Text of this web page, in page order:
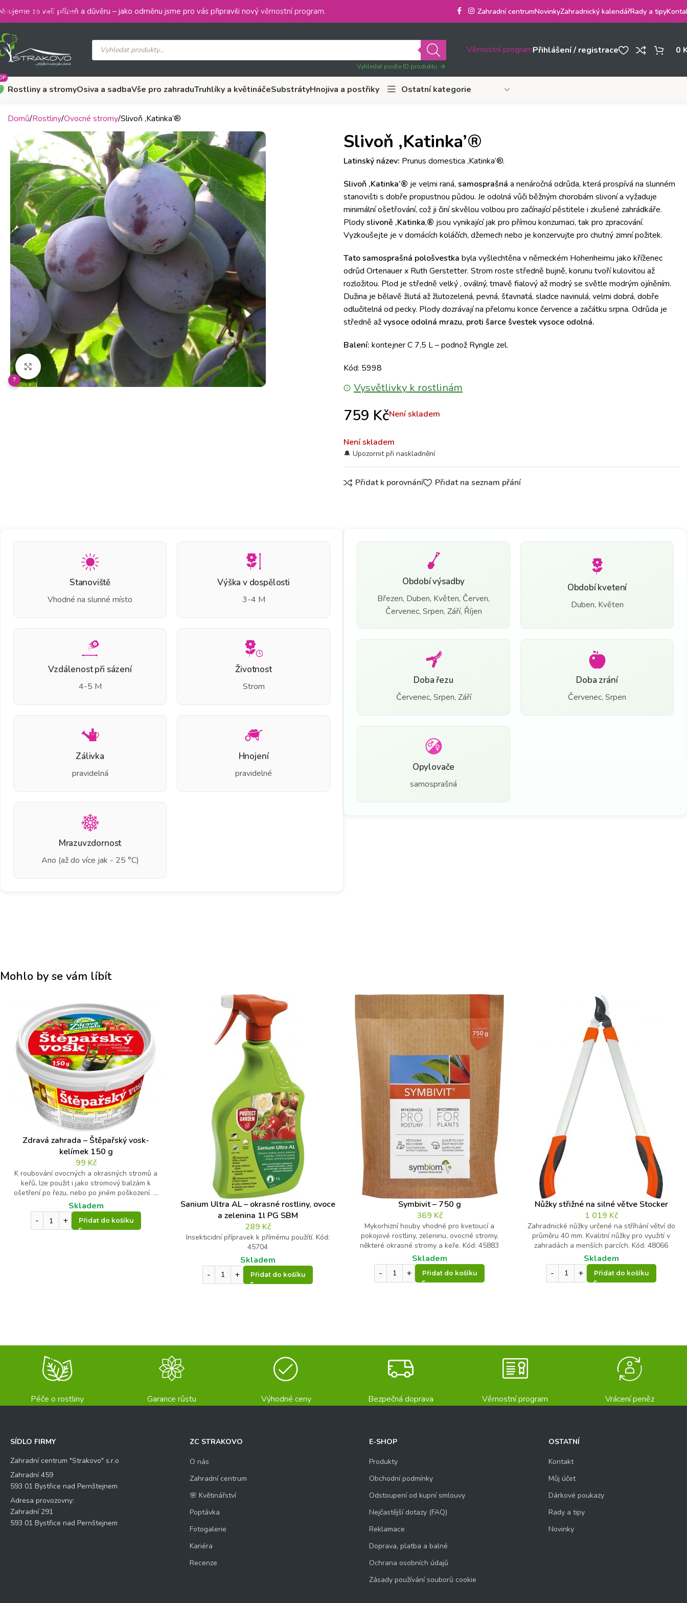
Skip to main content
za vaši přízeň a důvěru – jako odměnu jsme pro vás připravili nový věrnostní program. Zahradní centrumNovinkyZahradnický kalendářRady a tipy
Vyhledat podle ID produktu
Věrnostní programPřihlášení / registrace 0
Rostliny a stromyOsiva a sadbaVše pro zahraduTruhlíky a květináčeSubstrátyHnojiva a postřiky Ostatní kategorie
Domů Rostliny Ovocné stromy Slivoň ‚Katinka’®
Klikněte pro zvětšení
?
Slivoň ‚Katinka’®
Latinský název: Prunus domestica ‚Katinka’®.
Slivoň ‚Katinka’® je velmi raná, samosprašná a nenáročná odrůda, která prospívá na slunném
stanovišti s dobře propustnou půdou. Je odolná vůči běžným chorobám slivoní a vyžaduje
minimální ošetřování, což ji činí skvělou volbou pro začínající pěstitele i zkušené zahrádkáře.
Plodyslivoně ‚Katinka‚® jsou vynikající jak pro přímou konzumaci, tak pro zpracování.
Vyzkoušejte je v domácích koláčích, džemech nebo je konzervujte pro chutný zimní požitek.
Tato samosprašná pološvestka byla vyšlechtěna v německém Hohenheimu jako kříženec
odrůd Ortenauer x Ruth Gerstetter. Strom roste středně bujně, korunu tvoří kulovitou až
rozložitou. Plod je středně velký , oválný, tmavě fialový až modrý se světle modrým ojíněním.
Dužina je bělavě žlutá až žlutozelená, pevná, šťavnatá, sladce navinulá, velmi dobrá, dobře
odlučitelná od pecky. Plody dozrávají na přelomu konce července a začátku srpna. Odrůda je
středně ažvysoce odolná mrazu, proti šarce švestek vysoce odolná.
Balení: kontejner C 7,5 L – podnož Ryngle zel.
Kód: 5998
Vysvětlivky k rostlinám
759 KčNení skladem
Není skladem
Přidat k porovnání Přidat na seznam přání
Stanoviště
Vhodné na slunné místo
Výška v dospělosti
3-4 M
Vzdálenost při sázení
4-5 M
Životnost
Strom
Zálivka
pravidelná
Hnojení
pravidelné
Mrazuvzdornost
Ano (až do více jak - 25 °C)
Období výsadby
Březen, Duben, Květen, Červen,
Červenec, Srpen, Září, Říjen
Období kvetení
Duben, Květen
Doba řezu
Červenec, Srpen, Září
Doba zrání
Červenec, Srpen
Opylovače
samosprašná
Mohlo by se vám líbít
Zdravá zahrada – Štěpařský vosk-
kelímek 150 g
99 Kč
K roubování ovocných a okrasných stromů a
keřů, lze použit i jako stromový balzám k
ošetření po řezu, nebo po jiném poškození. ...
Skladem
Přidat do košíku
Sanium Ultra AL – okrasné rostliny, ovoce
a zelenina 1l PG SBM
289 Kč
Insekticidní přípravek k přímému použítí. Kód:
45704
Skladem
Přidat do košíku
Symbivit – 750 g
369 Kč
Mykorhizní houby vhodné pro kvetoucí a
pokojové rostliny, zeleninu, ovocné stromy,
některé okrasné stromy a keře. Kód: 45883
Skladem
Přidat do košíku
Nůžky střižné na silné větve Stocker
1 019 Kč
Zahradnické nůžky určené na stříhání větví do
průměru 40 mm. Kvalitní nůžky pro využití v
zahradách a menších parcích. Kód: 48066
Skladem
Přidat do košíku
Péče o rostliny Garance růstu Výhodné ceny Bezpečná doprava Věrnostní program Vrácení peněz
SÍDLO FIRMY
Zahradní centrum "Strakovo" s.r.o
Zahradní 459
593 01 Bystřice nad Pernštejnem
Adresa provozovny:
Zahradní 291
593 01 Bystřice nad Pernštejnem
ZC STRAKOVO
O nás
Zahradní centrum
🌸 Květinářství
Poptávka
Fotogalerie
Kariéra
Recenze
E-SHOP
Produkty
Obchodní podmínky
Odstoupení od kupní smlouvy
Nejčastější dotazy (FAQ)
Reklamace
Doprava, platba a balné
Ochrana osobních údajů
Zásady používání souborů cookie
OSTATNÍ
Kontakt
Můj účet
Dárkové poukazy
Rady a tipy
Novinky